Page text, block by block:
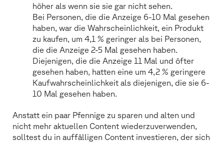
höher als wenn sie sie gar nicht sehen.
Bei Personen, die die Anzeige 6-10 Mal gesehen
haben, war die Wahrscheinlichkeit, ein Produkt
zu kaufen, um 4,1 % geringer als bei Personen,
die die Anzeige 2-5 Mal gesehen haben.
Diejenigen, die die Anzeige 11 Mal und öfter
gesehen haben, hatten eine um 4,2 % geringere
Kaufwahrscheinlichkeit als diejenigen, die sie 6-
10 Mal gesehen haben.
Anstatt ein paar Pfennige zu sparen und alten und
nicht mehr aktuellen Content wiederzuverwenden,
solltest du in auffälligen Content investieren, der sich